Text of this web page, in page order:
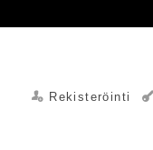
Rekisteröinti